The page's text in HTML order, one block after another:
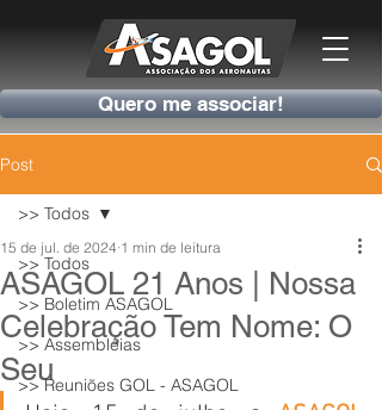
Quero me associar!
Post
>> Todos
>> Boletim ASAGOL
>> Assembleias
>> Reuniões GOL - ASAGOL
>> Todos
ASAGOL 21 Anos | Nossa
Celebração Tem Nome: O
Seu
15 de jul. de 2024 1 min de leitura